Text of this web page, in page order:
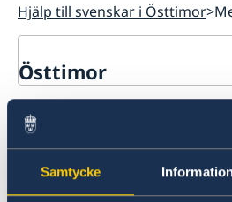
Samtycke
Hjälp till svenskar i Östtimor
Östtimor
Rösta i Östtimor
Hjälp till svenskar i
Rösta i Östtimor
Akut hjälp
Medborgarskap
För information om
Sveriges ambassad i Jakarta.